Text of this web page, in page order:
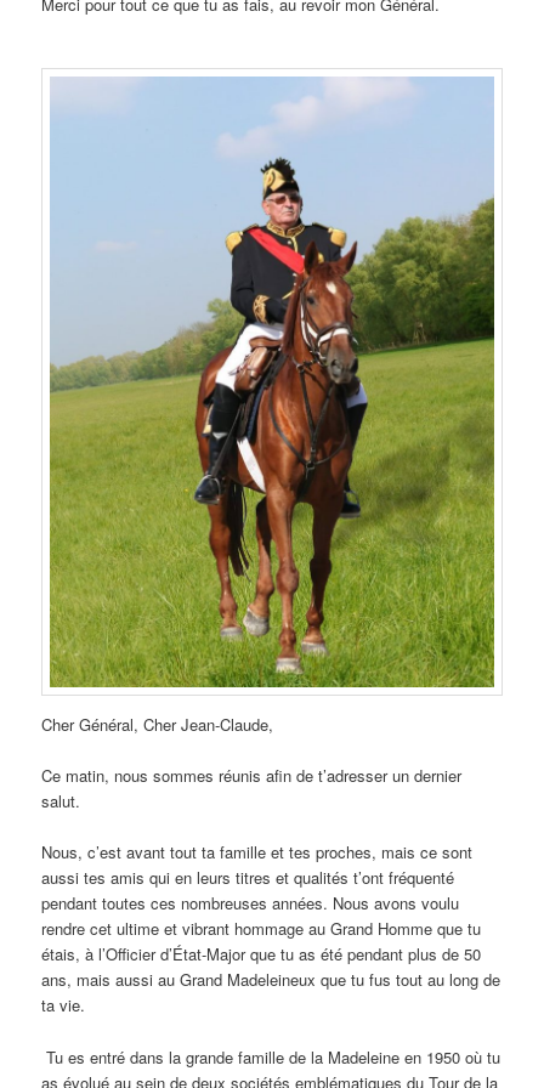
Cher Général, Cher Jean-Claude,
Ce matin, nous sommes réunis afin de t’adresser un dernier
salut.
Nous, c’est avant tout ta famille et tes proches, mais ce sont
aussi tes amis qui en leurs titres et qualités t’ont fréquenté
pendant toutes ces nombreuses années. Nous avons voulu
rendre cet ultime et vibrant hommage au Grand Homme que tu
étais, à l’Officier d’État-Major que tu as été pendant plus de 50
ans, mais aussi au Grand Madeleineux que tu fus tout au long de
ta vie.
Tu es entré dans la grande famille de la Madeleine en 1950 où tu
as évolué au sein de deux sociétés emblématiques du Tour de la